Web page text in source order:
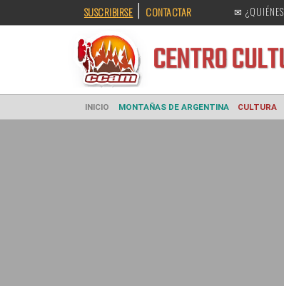
SUSCRIBIRSE | CONTACTAR ✉
CENTRO
INICIO MONTAÑAS DE ARGENTINA